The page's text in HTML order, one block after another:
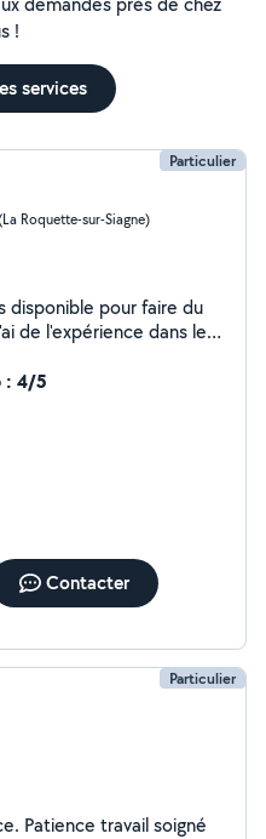
!
services
Particulier
Roquette-sur-Siagne)
le
enfants et proposer
: 4/5
Contacter
Particulier
Patience travail soigné